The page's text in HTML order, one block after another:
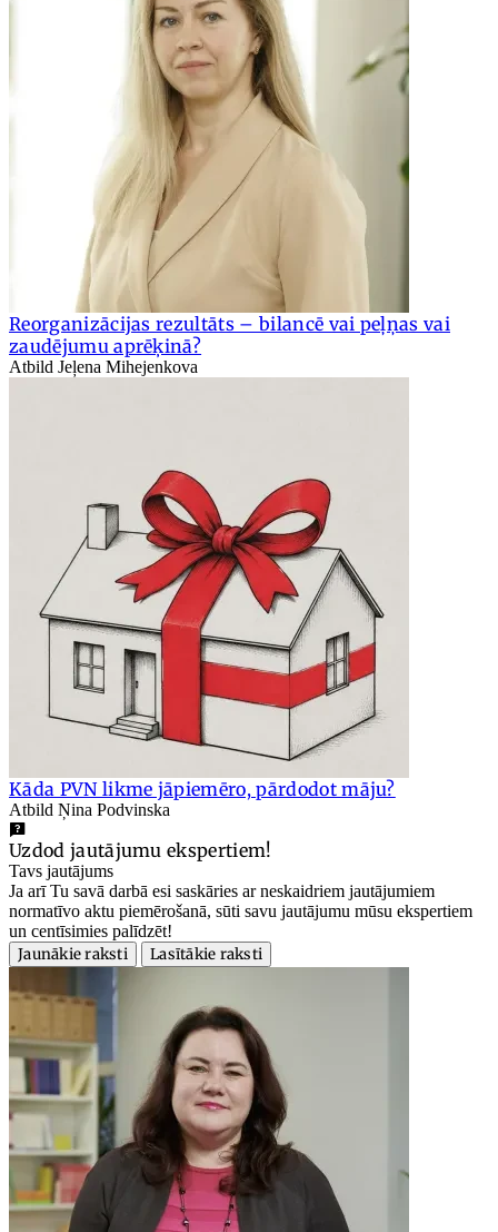
Reorganizācijas rezultāts – bilancē vai peļņas vai
zaudējumu aprēķinā?
Atbild Jeļena Mihejenkova
Kāda PVN likme jāpiemēro, pārdodot māju?
Atbild Ņina Podvinska
Uzdod jautājumu ekspertiem!
Tavs jautājums
Ja arī Tu savā darbā esi saskāries ar neskaidriem jautājumiem
normatīvo aktu piemērošanā, sūti savu jautājumu mūsu ekspertiem
un centīsimies palīdzēt!
Jaunākie raksti
Lasītākie raksti